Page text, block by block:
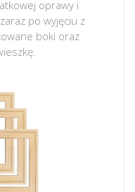
oprawy i
po wyjęciu z
boki oraz